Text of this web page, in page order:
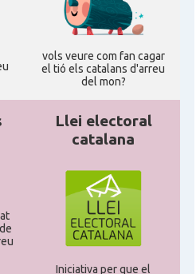
general a San Francisco
general a Washington
espanyola a Estats Units
d'Amèrica
i consolats
vols veure com fan cagar
el tió els catalans d'arreu
del mon?
Llei electoral
catalana
Iniciativa per que el